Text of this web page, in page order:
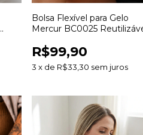
Bolsa Flexível para Gelo
Mercur BC0025
R$99,90
3 x de R$33,30 sem juros